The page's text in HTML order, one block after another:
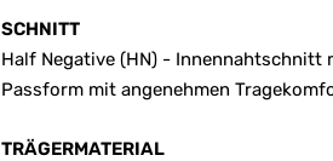
SCHNITT
Half Negative (HN) - Innennahtschnitt
Passform mit angenehmen
TRÄGERMATERIAL